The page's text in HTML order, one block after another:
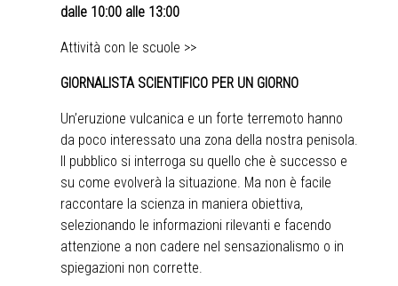
dalle 10:00 alle 13:00
Attività con le scuole >>
GIORNALISTA SCIENTIFICO PER UN GIORNO
Un’eruzione vulcanica e un forte terremoto hanno
da poco interessato una zona della nostra penisola.
Il pubblico si interroga su quello che è successo e
su come evolverà la situazione. Ma non è facile
raccontare la scienza in maniera obiettiva,
selezionando le informazioni rilevanti e facendo
attenzione a non cadere nel sensazionalismo o in
spiegazioni non corrette.